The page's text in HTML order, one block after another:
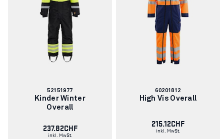
Artikelnummer:
52151977
Kinder Winter
Overall
237.82CHF
inkl. MwSt.
Artikelnummer:
60201812
High Vis Overall
215.12CHF
inkl. MwSt.